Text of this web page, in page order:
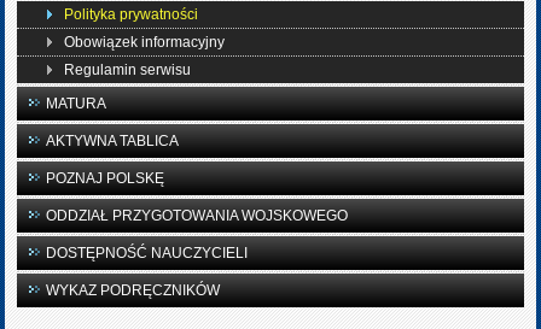
Polityka prywatności
Obowiązek informacyjny
Regulamin serwisu
MATURA
AKTYWNA TABLICA
POZNAJ POLSKĘ
ODDZIAŁ PRZYGOTOWANIA WOJSKOWEGO
DOSTĘPNOŚĆ NAUCZYCIELI
WYKAZ PODRĘCZNIKÓW